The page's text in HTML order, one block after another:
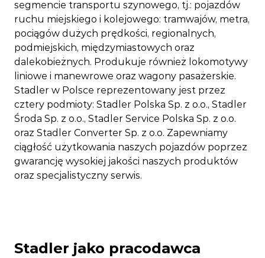
segmencie transportu szynowego, tj.: pojazdów
ruchu miejskiego i kolejowego: tramwajów, metra,
pociągów dużych prędkości, regionalnych,
podmiejskich, międzymiastowych oraz
dalekobieżnych. Produkuje również lokomotywy
liniowe i manewrowe oraz wagony pasażerskie.
Stadler w Polsce reprezentowany jest przez
cztery podmioty: Stadler Polska Sp. z o.o., Stadler
Środa Sp. z o.o., Stadler Service Polska Sp. z o.o.
oraz Stadler Converter Sp. z o.o. Zapewniamy
ciągłość użytkowania naszych pojazdów poprzez
gwarancję wysokiej jakości naszych produktów
oraz specjalistyczny serwis.
Stadler jako pracodawca